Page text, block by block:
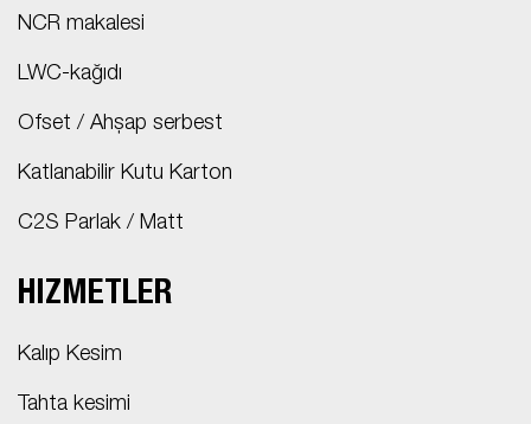
NCR makalesi
LWC-kağıdı
Ofset / Ahşap serbest
Katlanabilir Kutu Karton
C2S Parlak / Matt
HIZMETLER
Kalıp Kesim
Tahta kesimi